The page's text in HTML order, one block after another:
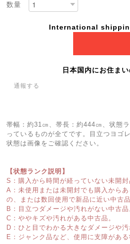
数量
International
日本国内にお住ま
通報する
帯幅：約31㎝、帯長：約444㎝、状態
っているものが全てです。目立つヨゴ
状態は画像をご確認ください。
【状態ランク説明】
S：購入から時間が経っていない未開封
A：未使用または未開封でも購入から
の、または数回使用で新品に近い中古品
B：目立つダメージや汚れがない中古品
C：ややキズや汚れがある中古品。
D：ひと目でわかる大きなダメージや汚
E：ジャンク品など、使用に支障がある